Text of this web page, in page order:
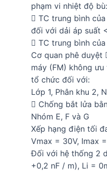
phạm vi nhiệt độ bù:
 TC trung bình
đối với dải áp suất
 TC trung bình
Cơ quan phê duyệt
máy (FM) không
tổ chức đối với:
Lớp 1, Phân khu 2,
 Chống bắt lửa
Nhóm E, F và G
Xếp hạng điện tối
Vmax = 30V, Imax
Đối với hệ thống 2
+0,2 nF / m), Li =